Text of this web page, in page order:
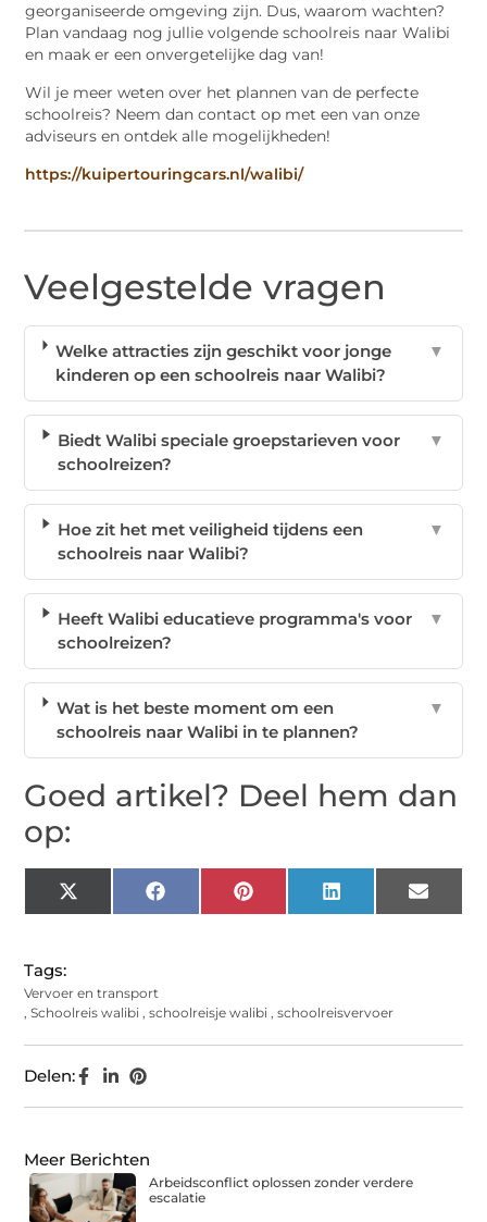
georganiseerde omgeving zijn. Dus, waarom wachten?
Plan vandaag nog jullie volgende schoolreis naar Walibi
en maak er een onvergetelijke dag van!
Wil je meer weten over het plannen van de perfecte
schoolreis? Neem dan contact op met een van onze
adviseurs en ontdek alle mogelijkheden!
https://kuipertouringcars.nl/walibi/
Veelgestelde vragen
Welke attracties zijn geschikt voor jonge
kinderen op een schoolreis naar Walibi?
▼
Biedt Walibi speciale groepstarieven voor
schoolreizen?
▼
Hoe zit het met veiligheid tijdens een
schoolreis naar Walibi?
▼
Heeft Walibi educatieve programma's voor
schoolreizen?
▼
Wat is het beste moment om een
schoolreis naar Walibi in te plannen?
▼
Goed artikel? Deel hem dan
op:
X
(Twitter)
Facebook Pinterest LinkedIn Email
Tags:
Vervoer en transport
,Schoolreis walibi ,schoolreisje walibi ,schoolreisvervoer
Delen:
Meer Berichten
Arbeidsconflict oplossen zonder verdere
escalatie